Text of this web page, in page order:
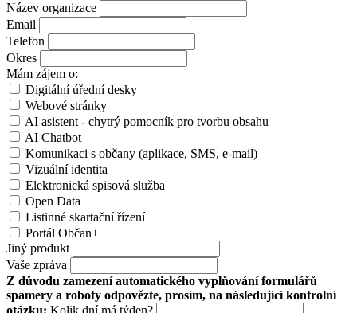
Název organizace
Email
Telefon
Okres
Mám zájem o:
Digitální úřední desky
Webové stránky
AI asistent - chytrý pomocník pro tvorbu obsahu
AI Chatbot
Komunikaci s občany (aplikace, SMS, e-mail)
Vizuální identita
Elektronická spisová služba
Open Data
Listinné skartační řízení
Portál Občan+
Jiný produkt
Vaše zpráva
Z důvodu zamezení automatického vyplňování formulářů
spamery a roboty odpovězte, prosím, na následující kontrolní
otázku: Kolik dní má týden?